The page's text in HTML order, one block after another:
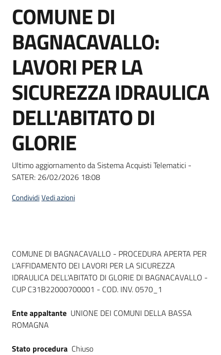
Bandi
e
di
Supporto
Piattaforme
telematiche
Seguici
su
Salta al contenuto
COMUNE DI
BAGNACAVALLO:
LAVORI PER LA
SICUREZZA IDRAULICA
DELL'ABITATO DI
GLORIE
Ultimo aggiornamento da Sistema Acquisti Telematici -
SATER: 26/02/2026 18:08
CondividiVedi azioni
Dati del bando
COMUNE DI BAGNACAVALLO - PROCEDURA APERTA PER
L’AFFIDAMENTO DEI LAVORI PER LA SICUREZZA
IDRAULICA DELL'ABITATO DI GLORIE DI BAGNACAVALLO -
CUP C31B22000700001 - COD. INV. 0570_1
Ente appaltante UNIONE DEI COMUNI DELLA BASSA
ROMAGNA
Stato procedura Chiuso